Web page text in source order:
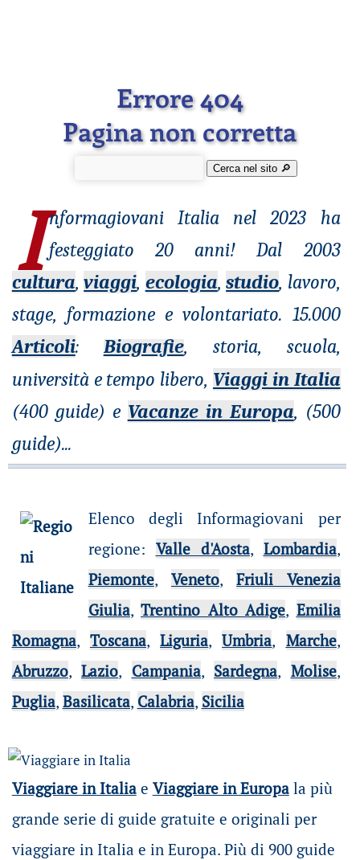
Errore 404
Pagina non corretta
Cerca nel sito 🔎︎
I nformagiovaniItalia nel 2023 ha
festeggiato 20 anni! Dal 2003
cultura,viaggi, ecologia,studio, lavoro,
stage, formazione e volontariato. 15.000
Articoli: Biografie, storia, scuola,
università e tempo libero, Viaggi in Italia
(400 guide) e Vacanze in Europa, (500
guide)...
Elenco degli Informagiovani per
regione: Valle d'Aosta, Lombardia,
Piemonte, Veneto,Friuli Venezia
Giulia,Trentino Alto Adige, Emilia
Romagna, Toscana,Liguria,Umbria, Marche,
Abruzzo,Lazio, Campania, Sardegna, Molise,
Puglia, Basilicata, Calabria, Sicilia
Viaggiare in Italiae Viaggiare in Europala più
grande serie di guide gratuite e originali per
viaggiare in Italia e in Europa. Più di 900 guide